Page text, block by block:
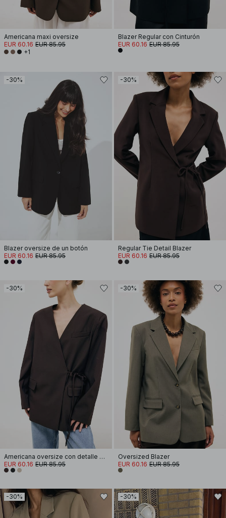
Americana maxi oversize
EUR 60.16 EUR 85.95
+1
Blazer Regular con Cinturón
EUR 60.16 EUR 85.95
-30%
Blazer oversize de un botón
EUR 60.16 EUR 85.95
-30%
Regular Tie Detail Blazer
EUR 60.16 EUR 85.95
-30%
Americana oversize con detalle de lazo
EUR 60.16 EUR 85.95
-30%
Oversized Blazer
EUR 60.16 EUR 85.95
-30% -30%